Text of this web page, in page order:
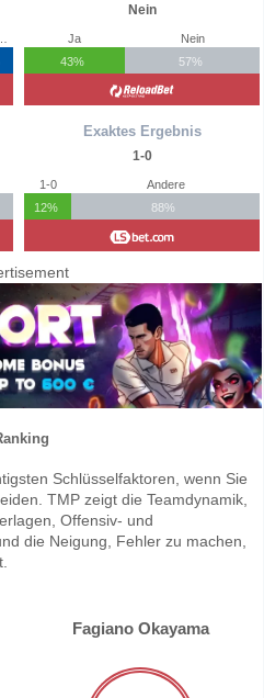
Nein
Ja
43%
Nein
57%
Exaktes Ergebnis
1-0
1-0
12%
Andere
88%
Schlüsselfaktoren, wenn Sie
TMP zeigt die Teamdynamik,
Offensiv- und
die Neigung, Fehler zu machen,
Fagiano Okayama